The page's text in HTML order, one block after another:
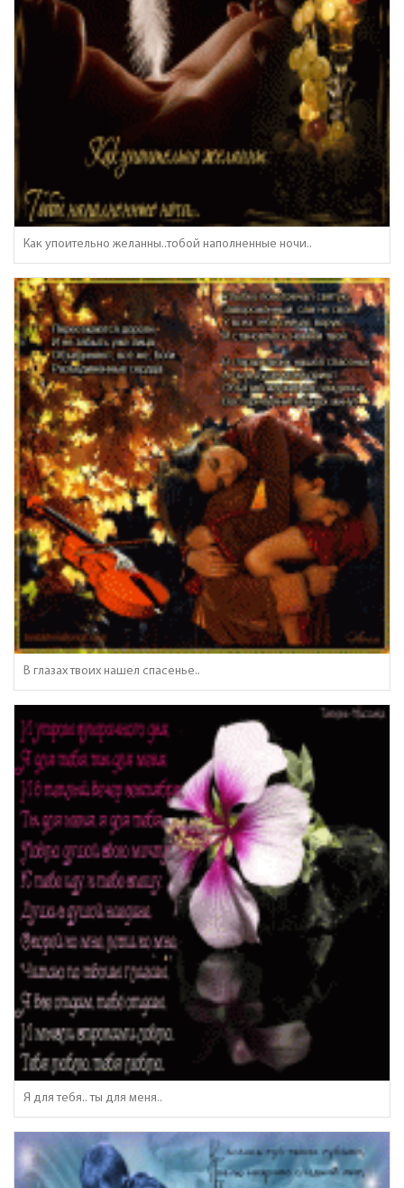
Как упоительно желанны..тобой наполненные ночи..
В глазах твоих нашел спасенье..
Я для тебя.. ты для меня..